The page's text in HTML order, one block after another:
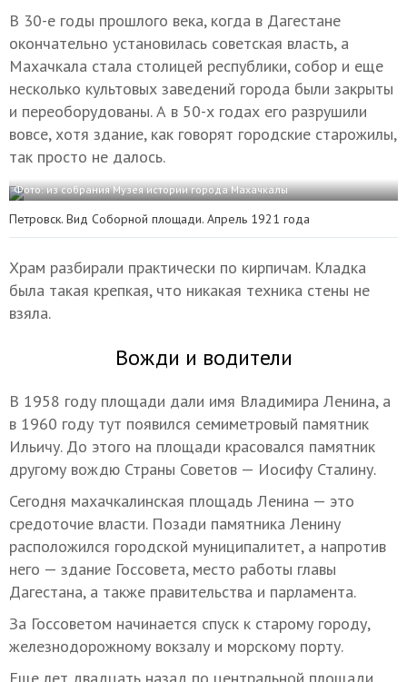
В 30-е годы прошлого века, когда в Дагестане
окончательно установилась советская власть, а
Махачкала стала столицей республики, собор и еще
несколько культовых заведений города были закрыты
и переоборудованы. А в 50-х годах его разрушили
вовсе, хотя здание, как говорят городские старожилы,
так просто не далось.
Фото: из собрания Музея истории города Махачкалы
Петровск. Вид Соборной площади. Апрель 1921 года
Храм разбирали практически по кирпичам. Кладка
была такая крепкая, что никакая техника стены не
взяла.
Вожди и водители
В 1958 году площади дали имя Владимира Ленина, а
в 1960 году тут появился семиметровый памятник
Ильичу. До этого на площади красовался памятник
другому вождю Страны Советов — Иосифу Сталину.
Сегодня махачкалинская площадь Ленина — это
средоточие власти. Позади памятника Ленину
расположился городской муниципалитет, а напротив
него — здание Госсовета, место работы главы
Дагестана, а также правительства и парламента.
За Госсоветом начинается спуск к старому городу,
железнодорожному вокзалу и морскому порту.